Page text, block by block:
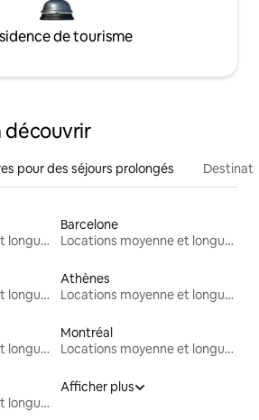
de tourisme
découvrir
pour des séjours prolongés
Locations moyenne et longue durée
Barcelone
Locations moyenne et longue durée
Locations moyenne et longue durée
Athènes
Locations moyenne et longue durée
Locations moyenne et longue durée
Montréal
Locations moyenne et longue durée
Locations moyenne et longue durée
Afficher plus